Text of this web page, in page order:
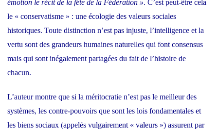
émotion le récit de la fête de la Fédération ». C’est peut-être cela
le « conservatisme » : une écologie des valeurs sociales
historiques. Toute distinction n’est pas injuste, l’intelligence et la
vertu sont des grandeurs humaines naturelles qui font consensus
mais qui sont inégalement partagées du fait de l’histoire de
chacun.
L’auteur montre que si la méritocratie n’est pas le meilleur des
systèmes, les contre-pouvoirs que sont les lois fondamentales et
les biens sociaux (appelés vulgairement « valeurs ») assurent par